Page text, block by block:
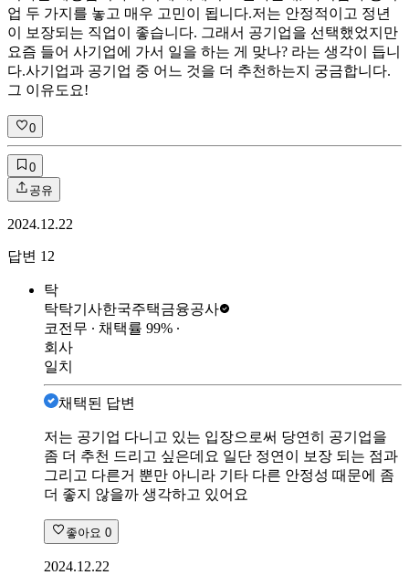
업 두 가지를 놓고 매우 고민이 됩니다. ​ 저는 안정적이고 정년
이 보장되는 직업이 좋습니다. 그래서 공기업을 선택했었지만
요즘 들어 사기업에 가서 일을 하는 게 맞나? 라는 생각이 듭니
다. ​ 사기업과 공기업 중 어느 것을 더 추천하는지 궁금합니다.
그 이유도요!
0
0
공유
2024.12.22
답변 12
탁
탁탁기사한국주택금융공사
코전무 ∙ 채택률 99% ∙
회사
일치
채택된 답변
저는 공기업 다니고 있는 입장으로써 당연히 공기업을
좀 더 추천 드리고 싶은데요 일단 정연이 보장 되는 점과
그리고 다른거 뿐만 아니라 기타 다른 안정성 때문에 좀
더 좋지 않을까 생각하고 있어요
좋아요 0
2024.12.22